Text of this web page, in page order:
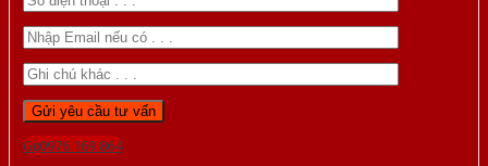
Gọi 0976.169.864